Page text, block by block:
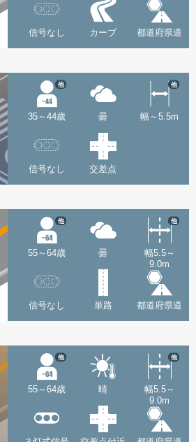
信号なし カーブ 都道府県道
35～44歳
他
曇 幅～5.5m
他
信号なし 交差点
55～64歳
他
曇
幅5.5～
9.0m
他
信号なし 単路 都道府県道
55～64歳
他
晴
幅5.5～
9.0m
他